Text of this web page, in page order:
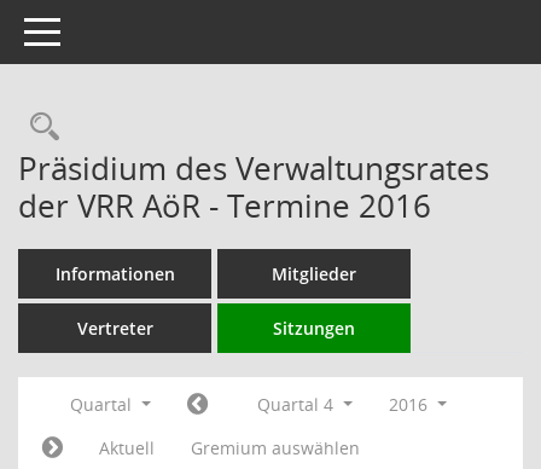
Toggle navigation
Rechercheauswahl
Präsidium des Verwaltungsrates
der VRR AöR - Termine 2016
Informationen Mitglieder
Vertreter Sitzungen
Quartal Quartal 4
2016
Aktuell
Gremium auswählen